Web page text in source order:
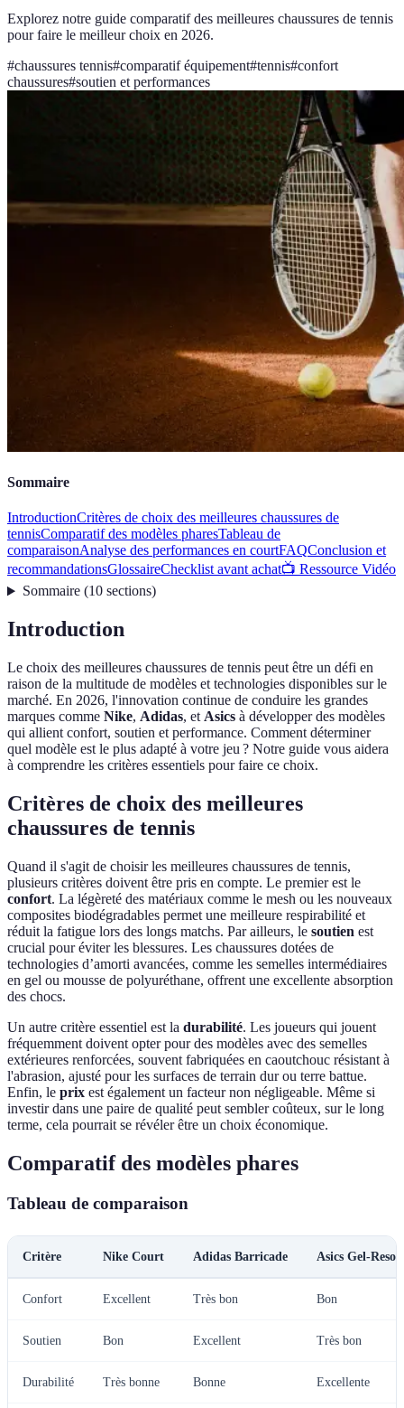
Explorez notre guide comparatif des meilleures chaussures de tennis
pour faire le meilleur choix en 2026.
#chaussures tennis#comparatif équipement#tennis#confort
chaussures#soutien et performances
Sommaire
IntroductionCritères de choix des meilleures chaussures de
tennisComparatif des modèles pharesTableau de
comparaisonAnalyse des performances en courtFAQConclusion et
recommandationsGlossaireChecklist avant achat📺 Ressource Vidéo
Sommaire(10 sections)
Introduction
Le choix des meilleures chaussures de tennis peut être un défi en
raison de la multitude de modèles et technologies disponibles sur le
marché. En 2026, l'innovation continue de conduire les grandes
marques comme Nike, Adidas, et Asics à développer des modèles
qui allient confort, soutien et performance. Comment déterminer
quel modèle est le plus adapté à votre jeu ? Notre guide vous aidera
à comprendre les critères essentiels pour faire ce choix.
Critères de choix des meilleures
chaussures de tennis
Quand il s'agit de choisir les meilleures chaussures de tennis,
plusieurs critères doivent être pris en compte. Le premier est le
confort. La légèreté des matériaux comme le mesh ou les nouveaux
composites biodégradables permet une meilleure respirabilité et
réduit la fatigue lors des longs matchs. Par ailleurs, le soutien est
crucial pour éviter les blessures. Les chaussures dotées de
technologies d’amorti avancées, comme les semelles intermédiaires
en gel ou mousse de polyuréthane, offrent une excellente absorption
des chocs.
Un autre critère essentiel est la durabilité. Les joueurs qui jouent
fréquemment doivent opter pour des modèles avec des semelles
extérieures renforcées, souvent fabriquées en caoutchouc résistant à
l'abrasion, ajusté pour les surfaces de terrain dur ou terre battue.
Enfin, le prix est également un facteur non négligeable. Même si
investir dans une paire de qualité peut sembler coûteux, sur le long
terme, cela pourrait se révéler être un choix économique.
Comparatif des modèles phares
Tableau de comparaison
Critère Nike Court Adidas Barricade Asics Gel-
Confort Excellent Très bon Bon
Soutien Bon Excellent Très bon
Durabilité Très bonne Bonne Excellente